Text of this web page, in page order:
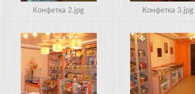
Конфетка 2.jpg Конфетка 3.jpg
6.JPG 7.JPG